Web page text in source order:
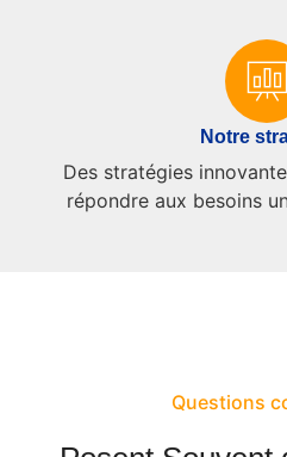
Notre
Des stratégies
répondre aux besoins
Questions